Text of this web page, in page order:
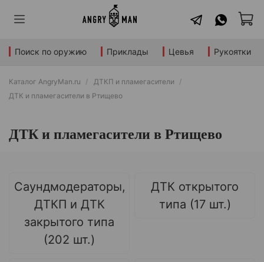
Поиск по оружию Приклады Цевья Рукоятки
Каталог AngryMan.ru
ДТКП и пламегасители
ДТК и пламегасители в Ртищево
ДТК и пламегасители в Ртищево
Саундмодераторы,
ДТКП и ДТК
закрытого типа
(202 шт.)
ДТК открытого
типа (17 шт.)